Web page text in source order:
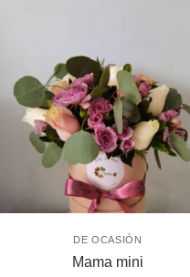
DE OCASIÓN
Mama mini